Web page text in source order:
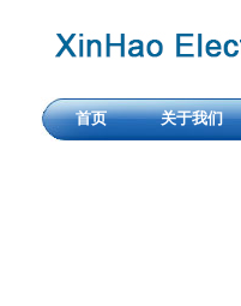
首页 关于我们